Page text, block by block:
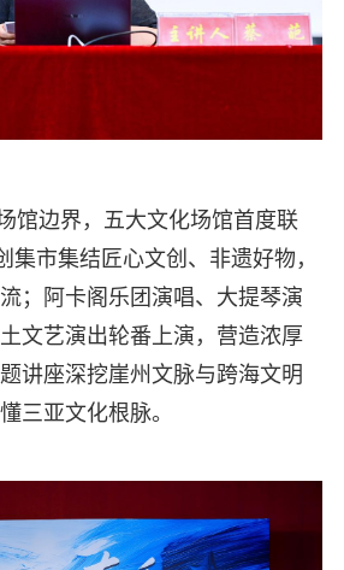
馆边界，五大文化场馆首度联
集市集结匠心文创、非遗好物，
；阿卡阁乐团演唱、大提琴演
文艺演出轮番上演，营造浓厚
讲座深挖崖州文脉与跨海文明
三亚文化根脉。